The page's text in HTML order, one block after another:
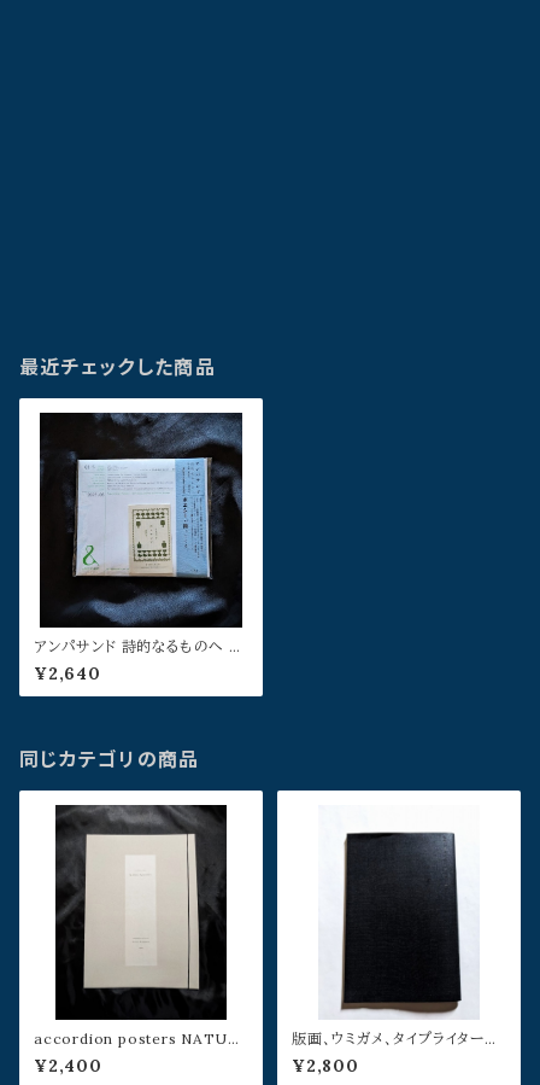
最近チェックした商品
アンパサンド 詩的なるものへ 第
五号:ポエジーが降ってくる
¥2,640
同じカテゴリの商品
accordion posters NATUR
A NATURATA／村松桂
¥2,400
版画、ウミガメ、タイプライターと
その周辺の欲望について／荒木
時彦
¥2,800